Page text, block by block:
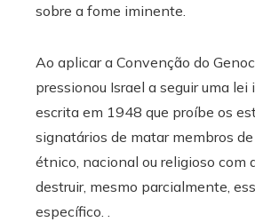
sobre a fome iminente.
Ao aplicar a Convenção do
pressionou Israel a seguir uma
escrita em 1948 que proíbe os
signatários de matar membros de
étnico, nacional ou religioso com
destruir, mesmo parcialmente,
específico. .